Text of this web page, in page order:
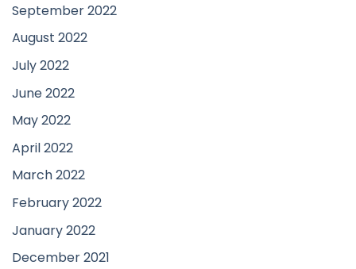
September 2022
August 2022
July 2022
June 2022
May 2022
April 2022
March 2022
February 2022
January 2022
December 2021